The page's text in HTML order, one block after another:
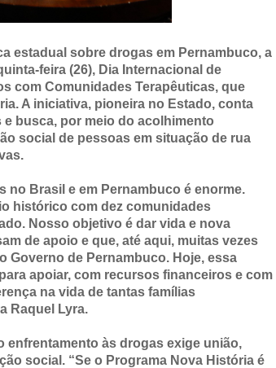
estadual sobre drogas em Pernambuco, a
feira (26), Dia Internacional de
com Comunidades Terapêuticas, que
A iniciativa, pioneira no Estado, conta
busca, por meio do acolhimento
social de pessoas em situação de rua
no Brasil e em Pernambuco é enorme.
histórico com dez comunidades
Nosso objetivo é dar vida e nova
de apoio e que, até aqui, muitas vezes
Governo de Pernambuco. Hoje, essa
apoiar, com recursos financeiros e com
na vida de tantas famílias
Raquel Lyra.
enfrentamento às drogas exige união,
social. “Se o Programa Nova História é